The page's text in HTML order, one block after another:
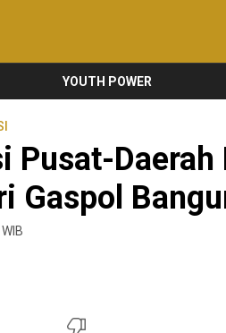
YOUTH POWER
Pusat-Daerah
Gaspol